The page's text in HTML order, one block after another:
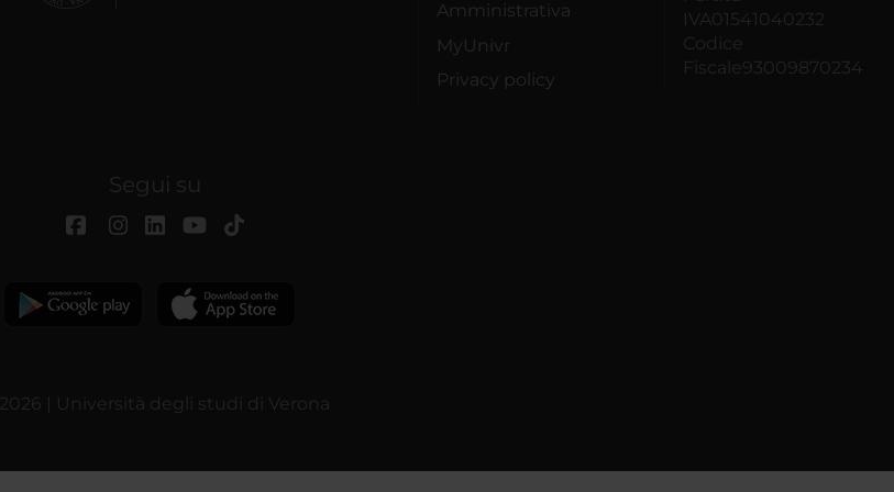
Amministrativa
MyUnivr
Privacy policy
IVA01541040232
Codice
Fiscale93009870234
Segui su
2026 | Università degli studi di Verona